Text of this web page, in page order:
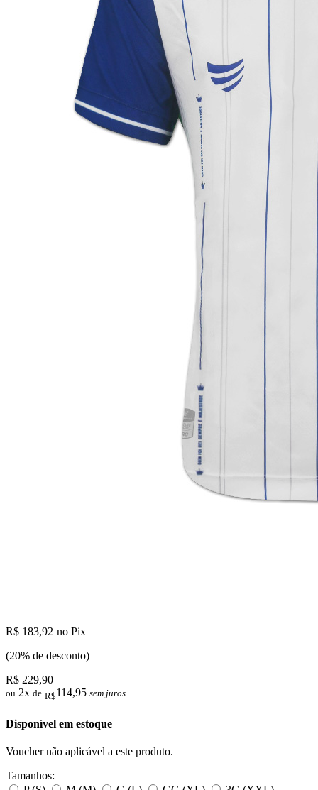
R$ 183,92 no Pix
(20% de desconto)
R$ 229,90
ou 2x de R$114,95 sem juros
Disponível em estoque
Voucher não aplicável a este produto.
Tamanhos: